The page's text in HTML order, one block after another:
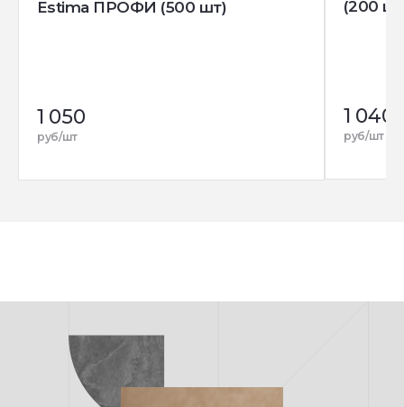
Estima ПРОФИ (500 шт)
1 050
руб/шт
(200
1 040
руб/шт